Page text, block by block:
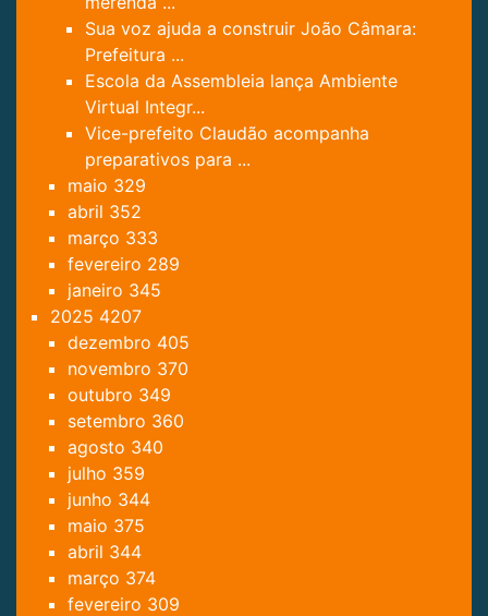
Sua voz ajuda a construir João Câmara:
Prefeitura ...
Escola da Assembleia lança Ambiente
Virtual Integr...
Vice-prefeito Claudão acompanha
preparativos para ...
maio 329
abril 352
março 333
fevereiro 289
janeiro 345
2025 4207
dezembro 405
novembro 370
outubro 349
setembro 360
agosto 340
julho 359
junho 344
maio 375
abril 344
março 374
fevereiro 309